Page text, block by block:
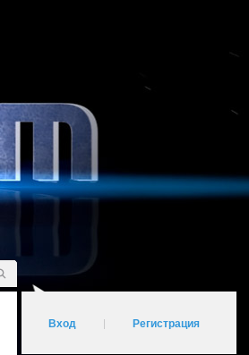
Вход Регистрация